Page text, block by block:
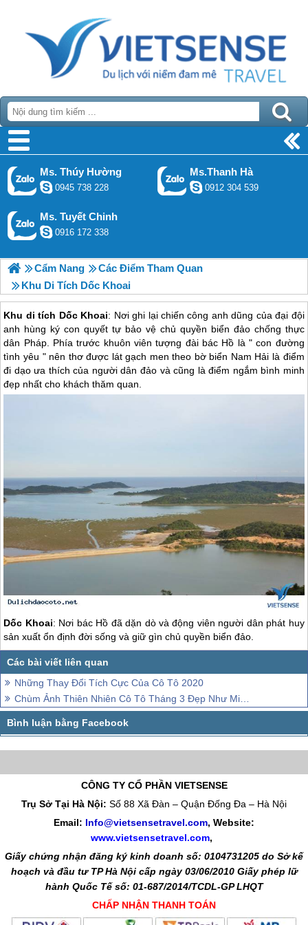
Ms. Thúy Hường
0945 738 228
Ms.Thanh Hà
0912 304 539
Ms. Tuyết Chinh
0916 172 338
Cẩm Nang
Các Điểm Tham Quan
Khu Di Tích Dốc Khoai
Khu di tích Dốc Khoai: Nơi ghi lại chiến công anh dũng của đại đội
anh hùng ký con quyết tự bảo vệ chủ quyền biển đảo chống thực
dân Pháp. Phía trước khuôn viên tượng đài bác Hồ là " con đường
tình yêu " nên thơ được lát gạch men theo bờ biển Nam Hải là điểm
đi dạo ưa thích của người dân đảo và cũng là điểm ngắm bình minh
đẹp nhất cho khách thăm quan.
Dốc Khoai: Nơi bác Hồ đã dặn dò và động viên người dân phát huy
sản xuất ổn định đời sống và giữ gìn chủ quyền biển đảo.
Những Thay Đổi Tích Cực Của Cô Tô 2020
Chùm Ảnh Thiên Nhiên Cô Tô Tháng 3 Đẹp Như Miền Cổ Tích
CÔNG TY CỔ PHẦN VIETSENSE
Trụ Sở Tại Hà Nội: Số 88 Xã Đàn – Quận Đống Đa – Hà Nội
Email: Info@vietsensetravel.com, Website:
www.vietsensetravel.com,
Giấy chứng nhận đăng ký kinh doanh số: 0104731205 do Sở kế
hoạch và đầu tư TP Hà Nội cấp ngày 03/06/2010 Giấy phép lữ
hành Quốc Tế số: 01-687/2014/TCDL-GP LHQT
CHẤP NHẬN THANH TOÁN